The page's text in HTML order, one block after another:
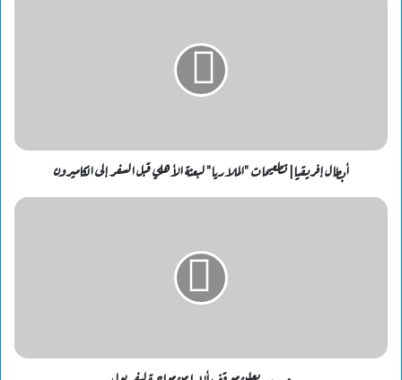
أبطال إفريقيا| تطعيمات "الملاريا" لبعثة الأهلي قبل السفر إلى الكاميرون